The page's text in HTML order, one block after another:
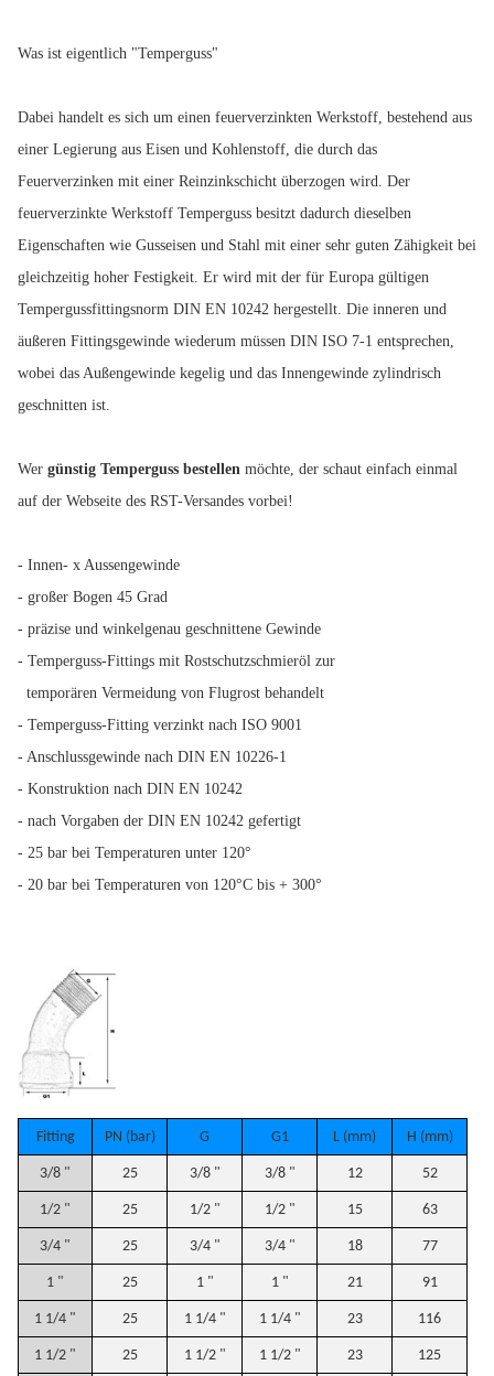
Was ist eigentlich "Temperguss"
Dabei handelt es sich um einen feuerverzinkten Werkstoff, bestehend aus
einer Legierung aus Eisen und Kohlenstoff, die durch das
Feuerverzinken mit einer Reinzinkschicht überzogen wird. Der
feuerverzinkte Werkstoff Temperguss besitzt dadurch dieselben
Eigenschaften wie Gusseisen und Stahl mit einer sehr guten Zähigkeit bei
gleichzeitig hoher Festigkeit. Er wird mit der für Europa gültigen
Tempergussfittingsnorm DIN EN 10242 hergestellt. Die inneren und
äußeren Fittingsgewinde wiederum müssen DIN ISO 7-1 entsprechen,
wobei das Außengewinde kegelig und das Innengewinde zylindrisch
geschnitten ist.
Wer günstig Temperguss bestellen möchte, der schaut einfach einmal
auf der Webseite des RST-Versandes vorbei!
- Innen- x Aussengewinde
- großer Bogen 45 Grad
- präzise und winkelgenau geschnittene Gewinde
- Temperguss-Fittings mit Rostschutzschmieröl zur
temporären Vermeidung von Flugrost behandelt
- Temperguss-Fitting verzinkt nach ISO 9001
- Anschlussgewinde nach DIN EN 10226-1
- Konstruktion nach DIN EN 10242
- nach Vorgaben der DIN EN 10242 gefertigt
- 25 bar bei Temperaturen unter 120°
- 20 bar bei Temperaturen von 120°C bis + 300°
Fitting PN (bar) G G1 L (mm) H (mm)
3/8 " 25 3/8 " 3/8 " 12 52
1/2 " 25 1/2 " 1/2 " 15 63
3/4 " 25 3/4 " 3/4 " 18 77
1 " 25 1 " 1 " 21 91
1 1/4 " 25 1 1/4 " 1 1/4 " 23 116
1 1/2 " 25 1 1/2 " 1 1/2 " 23 125